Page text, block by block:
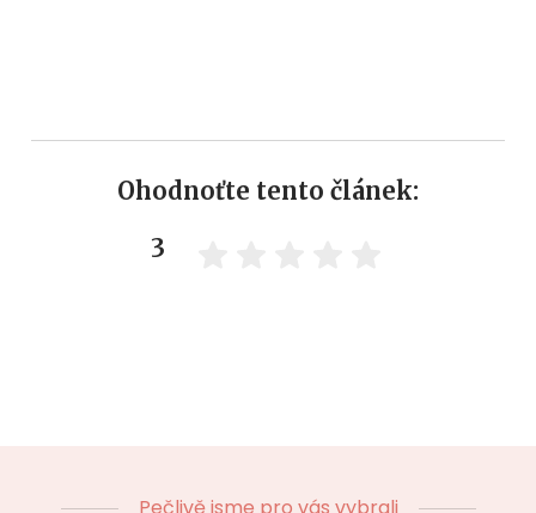
Ohodnoťte tento článek:
3
Pečlivě jsme pro vás vybrali